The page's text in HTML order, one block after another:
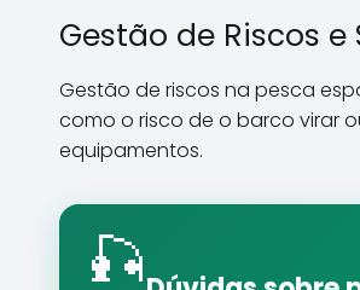
Gestão de Riscos
Gestão de riscos na pesca
como o risco de o barco virar
equipamentos.
🎣